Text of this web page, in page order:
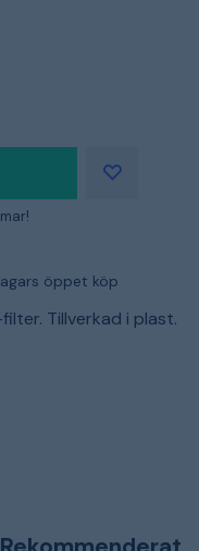
öppet köp
Tillverkad i plast.